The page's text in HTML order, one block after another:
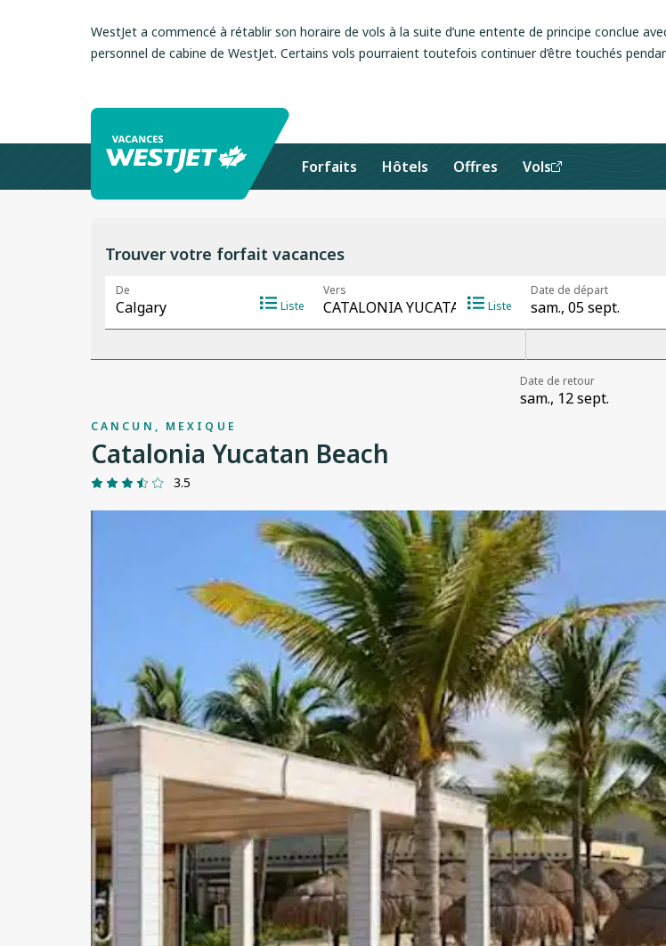
WestJet a commencé à rétablir son horaire de vols à la suite d’une entente de principe conclue
personnel de cabine de WestJet. Certains vols pourraient toutefois continuer d’être touchés
Forfaits Hôtels Offres Vols
Trouver votre forfait vacances
CANCUN, MEXIQUE
Catalonia Yucatan Beach
3.5